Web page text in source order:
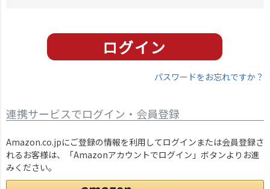
パスワードをお忘れですか？
連携サービスでログイン・会員登録
Amazon.co.jpにご登録の情報を利用してログインまたは会員登録さ
れるお客様は、「Amazonアカウントでログイン」ボタンよりお進
みください。